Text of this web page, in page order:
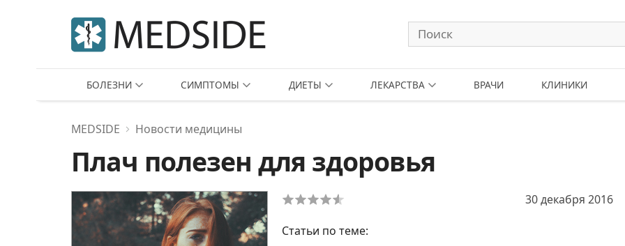
БОЛЕЗНИ СИМПТОМЫ ДИЕТЫ ЛЕКАРСТВА ВРАЧИ КЛИНИКИ
MEDSIDE Новости медицины
Плач полезен для здоровья
30 декабря 2016
Статьи по теме: